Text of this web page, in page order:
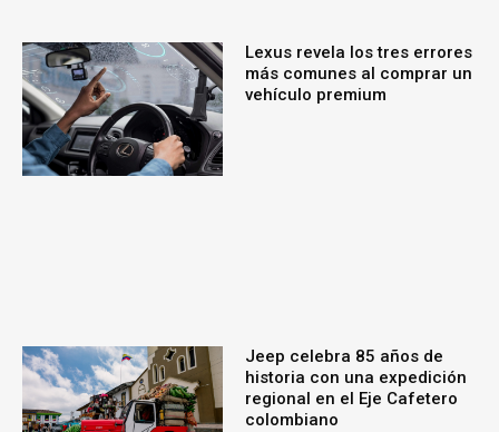
Lexus revela los tres errores
más comunes al comprar un
vehículo premium
Jeep celebra 85 años de
historia con una expedición
regional en el Eje Cafetero
colombiano